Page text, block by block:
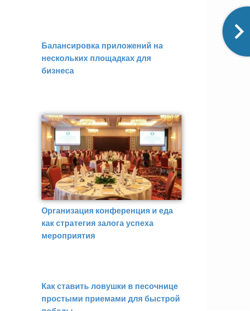
Балансировка приложений на
нескольких площадках для
бизнеса
Организация конференция и еда
как стратегия залога успеха
мероприятия
Как ставить ловушки в песочнице
простыми приемами для быстрой